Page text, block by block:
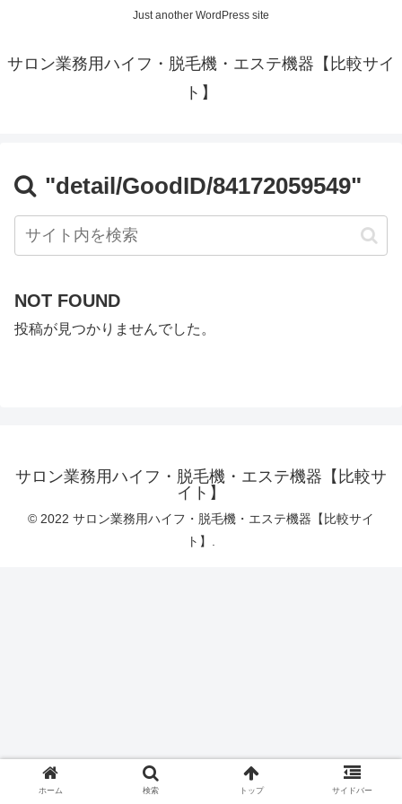
Just another WordPress site
サロン業務用ハイフ・脱毛機・エステ機器【比較サイ
ト】
"detail/GoodID/84172059549"
NOT FOUND
投稿が見つかりませんでした。
サロン業務用ハイフ・脱毛機・エステ機器【比較サ
イト】
© 2022 サロン業務用ハイフ・脱毛機・エステ機器【比較サイ
ト】.
ホーム 検索 トップ サイドバー